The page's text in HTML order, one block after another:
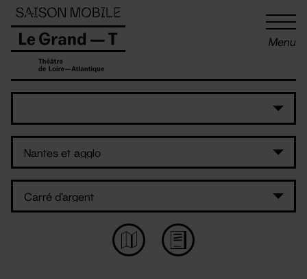
Menu
Panneau de gestion des cookies